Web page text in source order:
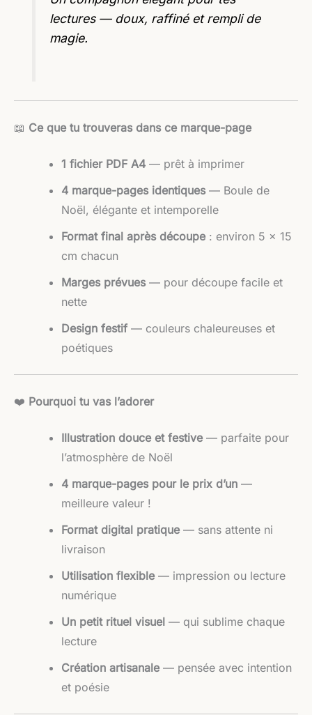
lectures — doux, raffiné et rempli de
magie.
📖 Ce que tu trouveras dans ce marque-page
1 fichier PDF A4 — prêt à imprimer
4 marque-pages identiques— Boule de
Noël, élégante et intemporelle
Format final après découpe: environ 5 × 15
cm chacun
Marges prévues— pour découpe facile et
nette
Design festif — couleurs chaleureuses et
poétiques
❤️ Pourquoi tu vas l’adorer
Illustration douce et festive— parfaite pour
l’atmosphère de Noël
4 marque-pages pour le prix d’un —
meilleure valeur !
Format digital pratique— sans attente ni
livraison
Utilisation flexible— impression ou lecture
numérique
Un petit rituel visuel — qui sublime chaque
lecture
Création artisanale— pensée avec intention
et poésie